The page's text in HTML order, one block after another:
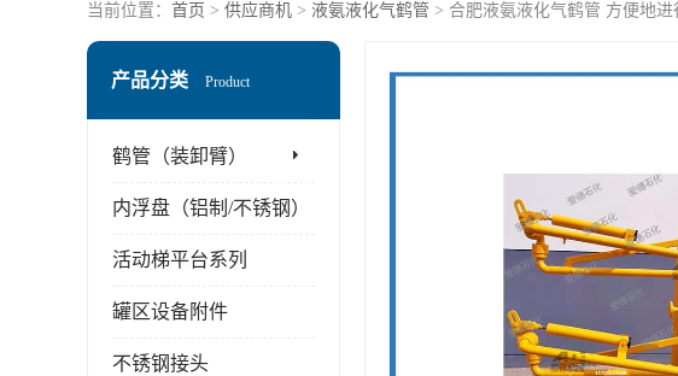
当前位置： 首页 > 供应商机 > 液氨液化气鹤管 > 合肥液氨液化气鹤管 方便地
产品分类 Product
鹤管（装卸臂）
内浮盘（铝制/不锈钢）
活动梯平台系列
罐区设备附件
不锈钢接头